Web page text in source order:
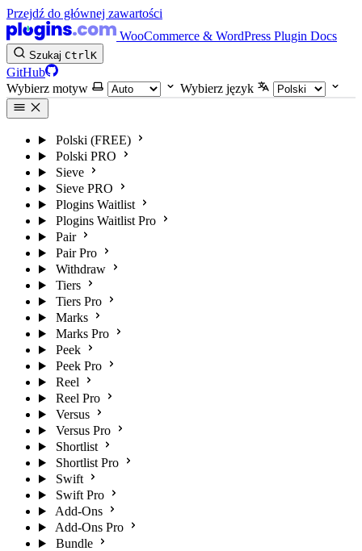
Przejdź do głównej zawartości
WooCommerce & WordPress Plugin Docs
Szukaj CtrlK
GitHub
Wybierz motyw
Wybierz język
Polski (FREE)
Polski PRO
Sieve
Sieve PRO
Plogins Waitlist
Plogins Waitlist Pro
Pair
Pair Pro
Withdraw
Tiers
Tiers Pro
Marks
Marks Pro
Peek
Peek Pro
Reel
Reel Pro
Versus
Versus Pro
Shortlist
Shortlist Pro
Swift
Swift Pro
Add-Ons
Add-Ons Pro
Bundle